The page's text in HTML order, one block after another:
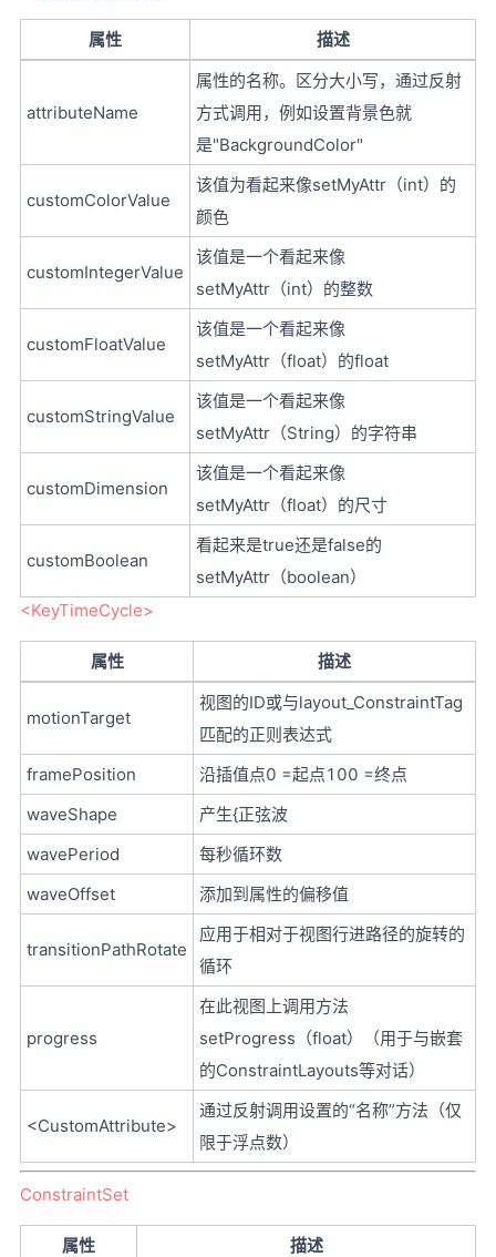
属性 描述
attributeName
属性的名称。区分大小写，通过反射
方式调用，例如设置背景色就
是"BackgroundColor"
customColorValue
该值为看起来像setMyAttr（int）的
颜色
customIntegerValue
该值是一个看起来像
setMyAttr（int）的整数
customFloatValue
该值是一个看起来像
setMyAttr（float）的float
customStringValue
该值是一个看起来像
setMyAttr（String）的字符串
customDimension
该值是一个看起来像
setMyAttr（float）的尺寸
customBoolean
看起来是true还是false的
setMyAttr（boolean）
<KeyTimeCycle>
属性 描述
motionTarget
视图的ID或与layout_ConstraintTag
匹配的正则表达式
framePosition
沿插值点0 =起点100 =终点
waveShape
产生{正弦波
wavePeriod
每秒循环数
waveOffset
添加到属性的偏移值
transitionPathRotate
应用于相对于视图行进路径的旋转的
循环
progress
在此视图上调用方法
setProgress（float）（用于与嵌套
的ConstraintLayouts等对话）
<CustomAttribute>
通过反射调用设置的“名称”方法（仅
限于浮点数）
ConstraintSet
属性
描述